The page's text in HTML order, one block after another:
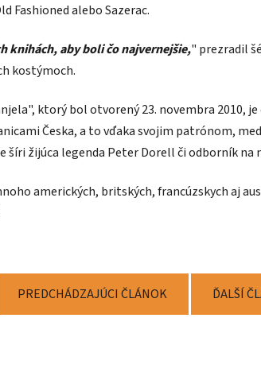
Fashioned alebo Sazerac.
knihách, aby boli čo najvernejšie," prezradil
kostýmoch.
ktorý bol otvorený 23. novembra 2010,
Česka, a to vďaka svojim patrónom,
šíri žijúca legenda Peter Dorell či odborník
amerických, britských, francúzskych aj
PREDCHÁDZAJÚCI ČLÁNOK ĎALŠÍ